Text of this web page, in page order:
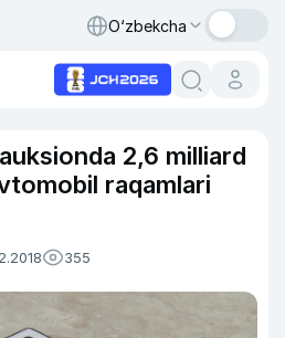
O‘zbekcha
2,6 milliard
raqamlari
355